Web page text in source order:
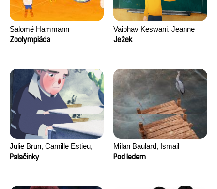
Salomé Hammann
Zoolympiáda
Vaibhav Keswani, Jeanne
Laureau, Colombine Majou,
Ježek
Julie Brun, Camille Estieu,
Jiamin Peng
Palačinky
Milan Baulard, Ismail
Berrahma, Flore Dupont,
Pod ledem